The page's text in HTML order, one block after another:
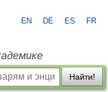
EN DE ES FR
Найти!